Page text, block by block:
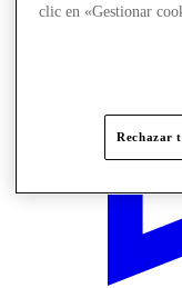
clic en «Gestionar
Rechazar